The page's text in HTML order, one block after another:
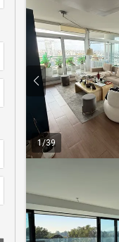
1/39